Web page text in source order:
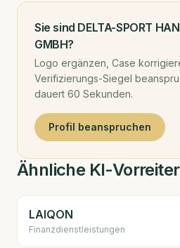
Sie sind DELTA-SPORT
GMBH?
Logo ergänzen, Case
Verifizierungs-Siegel
dauert 60 Sekunden.
Profil beanspruchen
Ähnliche KI-
LAIQON
Finanzdienstleistungen